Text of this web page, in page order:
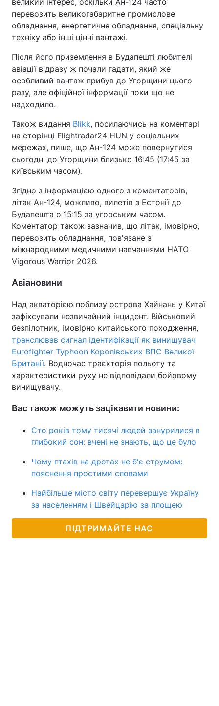
Тема оформлення
великий інтерес, оскільки Ан-124 часто
перевозить великогабаритне промислове
обладнання, енергетичне обладнання, спеціальну
техніку або інші цінні вантажі.
Після його приземлення в Будапешті любителі
авіації відразу ж почали гадати, який же
особливий вантаж прибув до Угорщини цього
разу, але офіційної інформації поки що не
надходило.
Також видання Blikk, посилаючись на коментарі
на сторінці Flightradar24 HUN у соціальних
мережах, пише, що Ан-124 може повернутися
сьогодні до Угорщини близько 16:45 (17:45 за
київським часом).
Згідно з інформацією одного з коментаторів,
літак Ан-124, можливо, вилетів з Естонії до
Будапешта о 15:15 за угорським часом.
Коментатор також зазначив, що літак, імовірно,
перевозить обладнання, пов'язане з
міжнародними медичними навчаннями НАТО
Vigorous Warrior 2026.
Авіановини
Над акваторією поблизу острова Хайнань у Китаї
зафіксували незвичайний інцидент. Військовий
безпілотник, імовірно китайського походження,
транслював сигнал ідентифікації як винищувач
Eurofighter Typhoon Королівських ВПС Великої
Британії. Водночас траєкторія польоту та
характеристики руху не відповідали бойовому
винищувачу.
Вас також можуть зацікавити новини:
Сто років тому тисячі людей занурилися в
глибокий сон: вчені не знають, що це було
Чому птахів на дротах не б'є струмом:
пояснення простими словами
Найбільше місто світу перевершує Україну
за населенням і Швейцарію за площею
ПІДТРИМАЙТЕ НАС